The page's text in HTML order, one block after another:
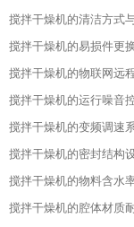
搅拌干燥机的运行噪音